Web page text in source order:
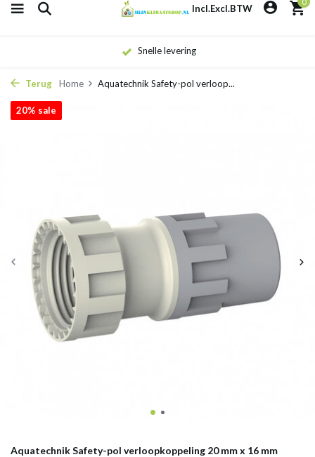
Incl.Excl.BTW
Snelle levering
Terug Home Aquatechnik Safety-pol verloop...
Aquatechnik Safety-pol verloopkoppeling 20 mm x 16 mm
20% sale